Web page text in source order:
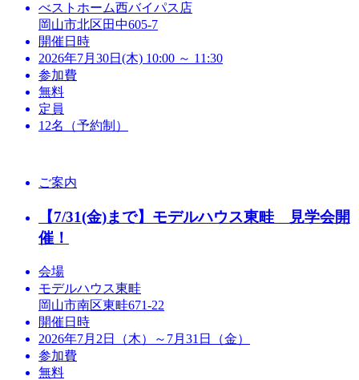
べストホーム西バイパス店
岡山市北区田中605-7
開催日時
2026年7月30日(木) 10:00 ～ 11:30
参加費
無料
定員
12名（予約制）
ご案内
【7/31(金)まで】モデルハウス東畦 見学会開
催！
会場
モデルハウス東畦
岡山市南区東畦671-22
開催日時
2026年7月2日（木）～7月31日（金）
参加費
無料